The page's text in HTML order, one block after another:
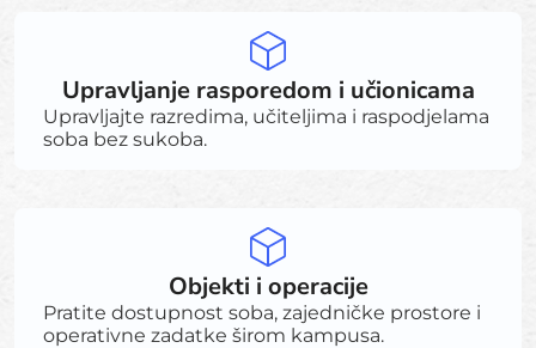
Upravljanje rasporedom i učionicama
Upravljajte razredima, učiteljima i raspodjelama
soba bez sukoba.
Objekti i operacije
Pratite dostupnost soba, zajedničke prostore i
operativne zadatke širom kampusa.